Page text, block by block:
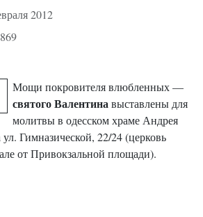
2012
Мощи покровителя влюбленных —
святого Валентинавыставлены для
молитвы в одесском храме Андрея
Гимназической, 22/24 (церковь
от Привокзальной площади).